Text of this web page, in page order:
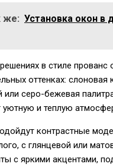
же: Установка окон в
в стиле
оттенках: слоновая
или серо-бежевая
и теплую
контрастные
с глянцевой или
с яркими акцентами,